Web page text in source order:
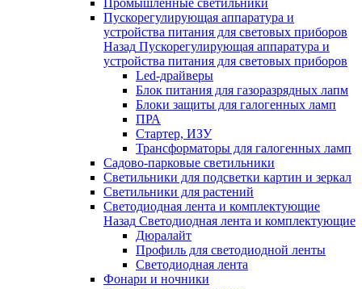
Промышленные светильники
Пускорегулирующая аппаратура и
устройства питания для световых приборов
Назад Пускорегулирующая аппаратура и
устройства питания для световых приборов
Led-драйверы
Блок питания для газоразрядных лапм
Блоки защиты для галогенных ламп
ПРА
Стартер, ИЗУ
Трансформаторы для галогенных ламп
Садово-парковые светильники
Светильники для подсветки картин и зеркал
Светильники для растений
Светодиодная лента и комплектующие
Назад Светодиодная лента и комплектующие
Дюралайт
Профиль для светодиодной ленты
Светодиодная лента
Фонари и ночники